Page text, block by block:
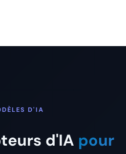
D'IA
d'IA pour